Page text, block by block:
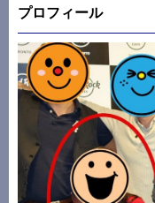
プロフィール